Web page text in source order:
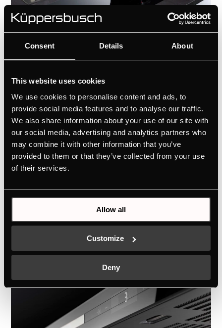
Consent Details About
This website uses cookies
We use cookies to personalise content and ads, to
provide social media features and to analyse our traffic.
We also share information about your use of our site with
our social media, advertising and analytics partners who
may combine it with other information that you’ve
provided to them or that they’ve collected from your use
of their services.
Allow all
Customize
Deny
Скрытая от глаз вытяжка
У встраиваемых в столешницу вытяжек
мотор скрыт в основании кухонного
шкафа. Такая конструкция значительно
снижает уровень шума во время работы
вытяжки, при этом сам прибор не
занимает ценное кухонное пространство